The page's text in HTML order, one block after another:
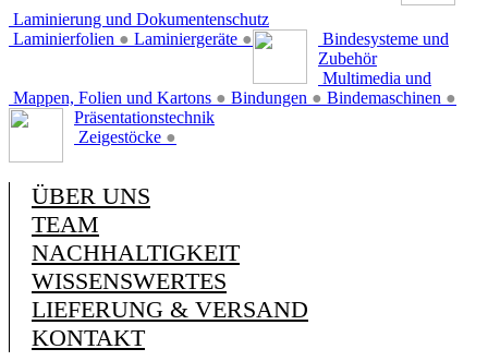
Laminierung und Dokumentenschutz
Laminierfolien ● Laminiergeräte ●
Bindesysteme und
Zubehör
Mappen, Folien und Kartons ● Bindungen ● Bindemaschinen ●
Multimedia und
Präsentationstechnik
Zeigestöcke ●
ÜBER UNS
TEAM
NACHHALTIGKEIT
WISSENSWERTES
LIEFERUNG & VERSAND
KONTAKT